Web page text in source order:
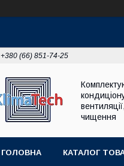
+380 (66) 851-74-25
чищення
ГОЛОВНА КАТАЛОГ